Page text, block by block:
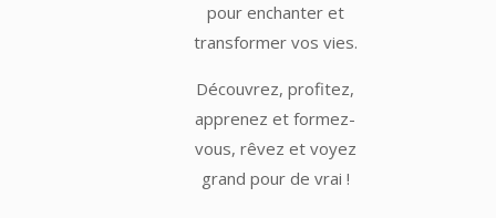
pour enchanter et
transformer vos vies.
Découvrez, profitez,
apprenez et formez-
vous, rêvez et voyez
grand pour de vrai !